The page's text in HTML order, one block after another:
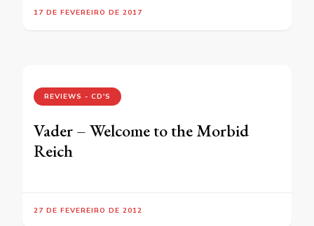
17 DE FEVEREIRO DE 2017
REVIEWS - CD'S
Vader – Welcome to the Morbid
Reich
27 DE FEVEREIRO DE 2012